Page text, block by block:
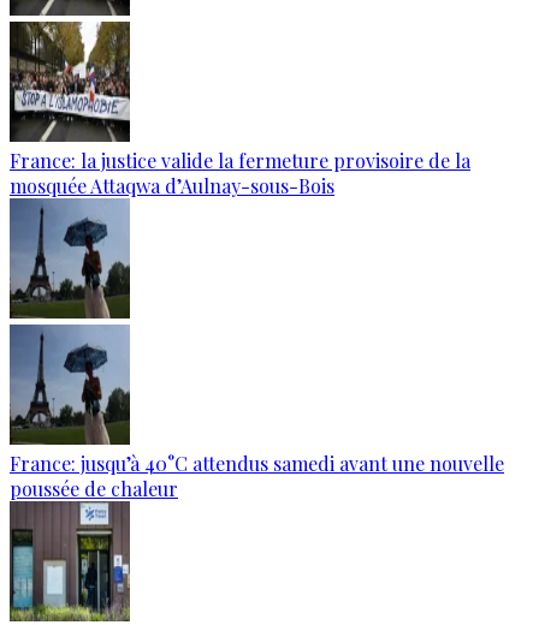
France: la justice valide la fermeture provisoire de la
mosquée Attaqwa d’Aulnay-sous-Bois
France: jusqu’à 40°C attendus samedi avant une nouvelle
poussée de chaleur